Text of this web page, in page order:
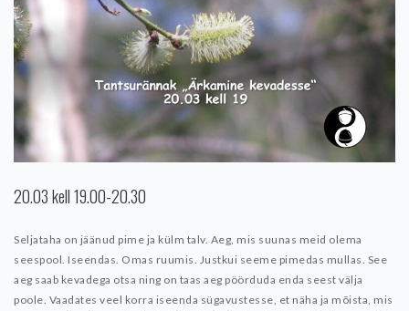
20.03 kell 19.00-20.30
Seljataha on jäänud pime ja külm talv. Aeg, mis suunas meid olema
seespool. Iseendas. Omas ruumis. Justkui seeme pimedas mullas. See
aeg saab kevadega otsa ning on taas aeg pöörduda enda seest välja
poole. Vaadates veel korra iseenda sügavustesse, et näha ja mõista, mis